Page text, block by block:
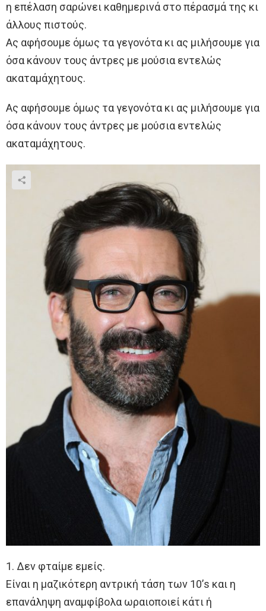
η επέλαση σαρώνει καθημερινά στο πέρασμά της κι
άλλους πιστούς.
Ας αφήσουμε όμως τα γεγονότα κι ας μιλήσουμε για
όσα κάνουν τους άντρες με μούσια εντελώς
ακαταμάχητους.
Ας αφήσουμε όμως τα γεγονότα κι ας μιλήσουμε για
όσα κάνουν τους άντρες με μούσια εντελώς
ακαταμάχητους.
1. Δεν φταίμε εμείς.
Είναι η μαζικότερη αντρική τάση των 10’s και η
επανάληψη αναμφίβολα ωραιοποιεί κάτι ή